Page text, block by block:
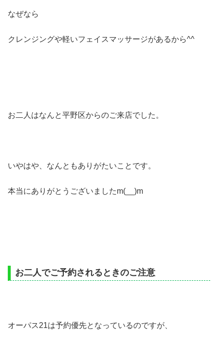
なぜなら
クレンジングや軽いフェイスマッサージがあるから^^
お二人はなんと平野区からのご来店でした。
いやはや、なんともありがたいことです。
本当にありがとうございましたm(__)m
お二人でご予約されるときのご注意
オーパス21は予約優先となっているのですが、